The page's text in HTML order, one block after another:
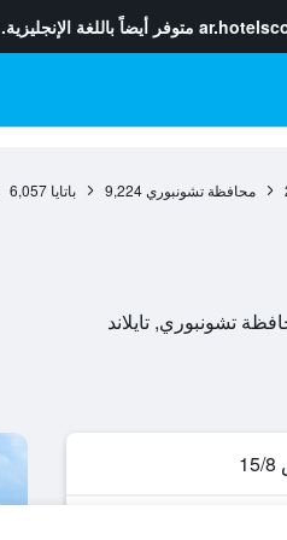
متوفر أيضاً باللغة الإنجليزية.
محافظة تشونبوري 9,224 باتايا 6,057